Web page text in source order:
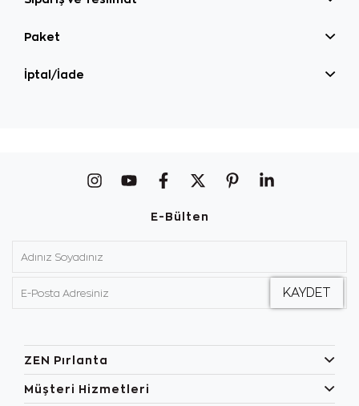
Paket
İptal/İade
E-Bülten
ZEN Pırlanta
Müşteri Hizmetleri